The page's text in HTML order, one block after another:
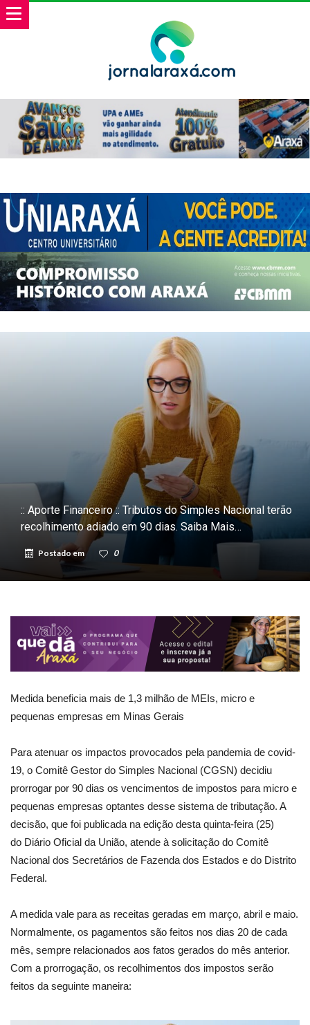
:: Aporte Financeiro :: Tributos do Simples Nacional terão
recolhimento adiado em 90 dias. Saiba Mais…
Postado em 0
Medida beneficia mais de 1,3 milhão de MEIs, micro e
pequenas empresas em Minas Gerais
Para atenuar os impactos provocados pela pandemia de covid-
19, o Comitê Gestor do Simples Nacional (CGSN) decidiu
prorrogar por 90 dias os vencimentos de impostos para micro e
pequenas empresas optantes desse sistema de tributação. A
decisão, que foi publicada na edição desta quinta-feira (25)
do Diário Oficial da União, atende à solicitação do Comitê
Nacional dos Secretários de Fazenda dos Estados e do Distrito
Federal.
A medida vale para as receitas geradas em março, abril e maio.
Normalmente, os pagamentos são feitos nos dias 20 de cada
mês, sempre relacionados aos fatos gerados do mês anterior.
Com a prorrogação, os recolhimentos dos impostos serão
feitos da seguinte maneira: